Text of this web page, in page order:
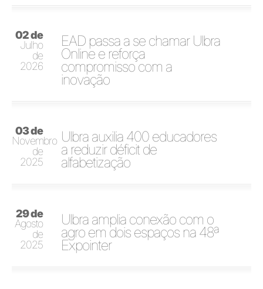
02 de
Julho
de
2026
EAD passa a se chamar Ulbra
Online e reforça
compromisso com a
inovação
03 de
Novembro
de
2025
Ulbra auxilia 400 educadores
a reduzir déficit de
alfabetização
29 de
Agosto
de
2025
Ulbra amplia conexão com o
agro em dois espaços na 48ª
Expointer